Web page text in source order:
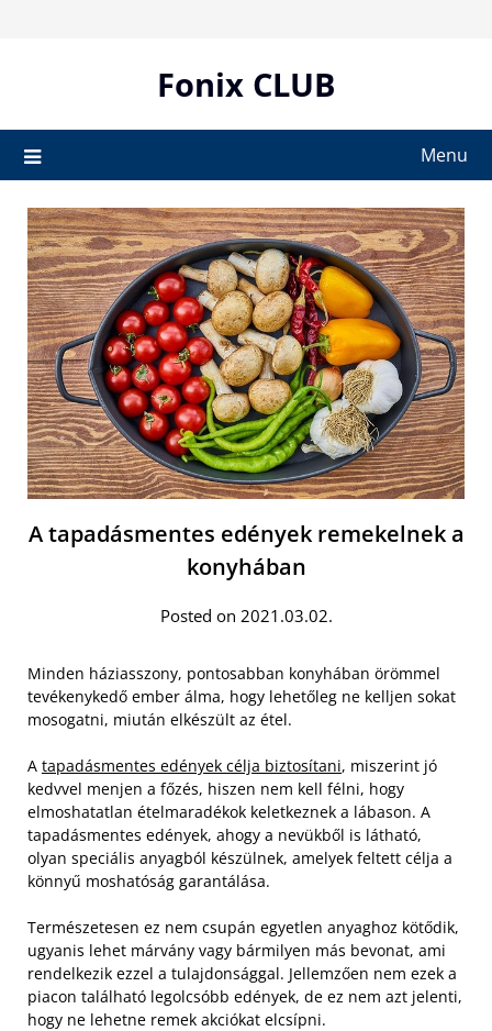
Fonix CLUB
Menu
A tapadásmentes edények remekelnek a
konyhában
Posted on 2021.03.02.
Minden háziasszony, pontosabban konyhában örömmel
tevékenykedő ember álma, hogy lehetőleg ne kelljen sokat
mosogatni, miután elkészült az étel.
A tapadásmentes edények célja biztosítani, miszerint jó
kedvvel menjen a főzés, hiszen nem kell félni, hogy
elmoshatatlan ételmaradékok keletkeznek a lábason. A
tapadásmentes edények, ahogy a nevükből is látható,
olyan speciális anyagból készülnek, amelyek feltett célja a
könnyű moshatóság garantálása.
Természetesen ez nem csupán egyetlen anyaghoz kötődik,
ugyanis lehet márvány vagy bármilyen más bevonat, ami
rendelkezik ezzel a tulajdonsággal. Jellemzően nem ezek a
piacon található legolcsóbb edények, de ez nem azt jelenti,
hogy ne lehetne remek akciókat elcsípni.